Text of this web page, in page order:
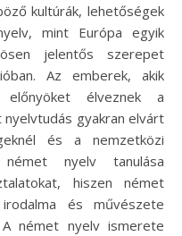
kultúrák, lehetőségek
mint Európa egyik
jelentős szerepet
Az emberek, akik
élveznek a
nyelvtudás gyakran elvárt
és a nemzetközi
nyelv tanulása
hiszen német
és művészete
német nyelv ismerete